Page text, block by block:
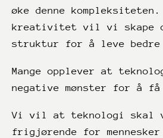
øke denne kompleksiteten.
kreativitet vil vi skape
struktur for å leve bedre
Mange opplever at
negative mønster for å få
Vi vil at teknologi skal
frigjørende for